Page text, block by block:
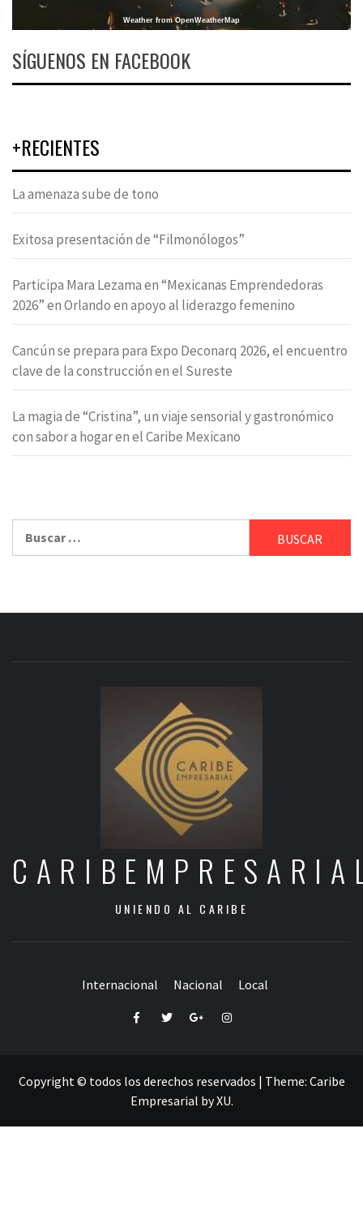
Weather from OpenWeatherMap
SÍGUENOS EN FACEBOOK
+RECIENTES
La amenaza sube de tono
Exitosa presentación de “Filmonólogos”
Participa Mara Lezama en “Mexicanas Emprendedoras
2026” en Orlando en apoyo al liderazgo femenino
Cancún se prepara para Expo Deconarq 2026, el encuentro
clave de la construcción en el Sureste
La magia de “Cristina”, un viaje sensorial y gastronómico
con sabor a hogar en el Caribe Mexicano
UNIENDO AL CARIBE
Internacional Nacional Local
FacebookTwitterGoogle+Instagram
Copyright © todos los derechos reservados | Theme: Caribe
Empresarial byXU.